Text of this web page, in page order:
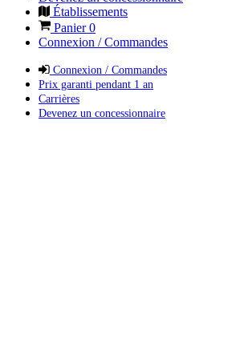
Établissements
Panier0
Connexion / Commandes
Connexion / Commandes
Prix garanti pendant 1 an
Carrières
Devenez un concessionnaire